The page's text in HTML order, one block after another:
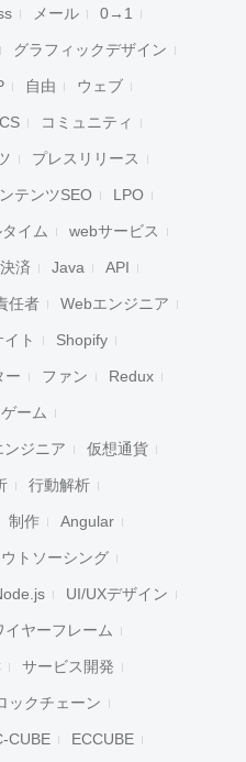
メール 0→1
グラフィックデザイン
自由 ウェブ
CS コミュニティ
プレスリリース
テンツSEO LPO
イム webサービス
決済 Java API
任者 Webエンジニア
イト Shopify
ー ファン Redux
ゲーム
ジニア 仮想通貨
行動解析
制作 Angular
トソーシング
UI/UXデザイン
イヤーフレーム
サービス開発
ックチェーン
CUBE ECCUBE